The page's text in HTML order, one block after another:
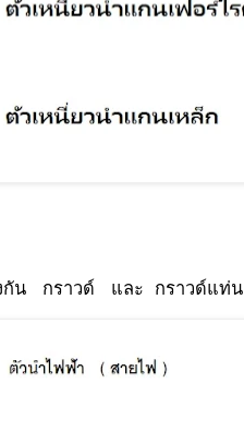
กัน กราวด์ และ กราวด์แท่น